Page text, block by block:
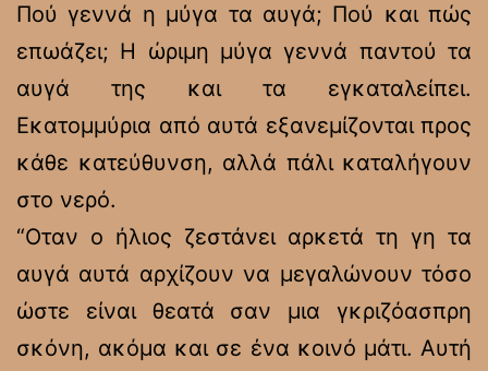
Πού γεννά η μύγα τα αυγά; Πού και πώς
επωάζει; Η ώριμη μύγα γεννά παντού τα
αυγά της και τα εγκαταλείπει.
Εκατομμύρια από αυτά εξανεμίζονται προς
κάθε κατεύθυνση, αλλά πάλι καταλήγουν
στο νερό.
“Οταν ο ήλιος ζεστάνει αρκετά τη γη τα
αυγά αυτά αρχίζουν να μεγαλώνουν τόσο
ώστε είναι θεατά σαν μια γκριζόασπρη
σκόνη, ακόμα και σε ένα κοινό μάτι. Αυτή